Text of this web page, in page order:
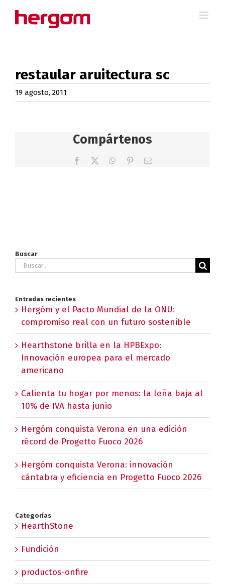
restaular aruitectura sc
19 agosto, 2011
Compártenos
Facebook WhatsApp
PinterestCorreo
Buscar
Buscar:
Entradas recientes
Hergóm y el Pacto Mundial de la ONU:
compromiso real con un futuro sostenible
Hearthstone brilla en la HPBExpo:
Innovación europea para el mercado
americano
Calienta tu hogar por menos: la leña baja al
10% de IVA hasta junio
Hergóm conquista Verona en una edición
récord de Progetto Fuoco 2026
Hergóm conquista Verona: innovación
cántabra y eficiencia en Progetto Fuoco 2026
Categorías
HearthStone
Fundición
productos-onfire